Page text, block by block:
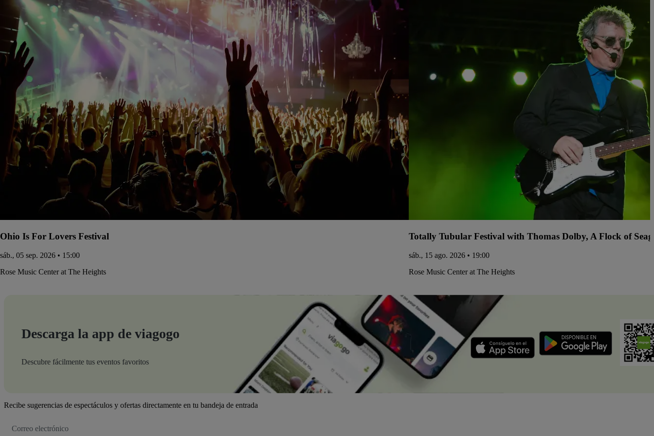
Ohio Is For Lovers Festival
sáb., 05 sep. 2026 • 15:00
Rose Music Center at The Heights
Totally Tubular Festival with Thomas Dolby, A Flock of
sáb., 15 ago. 2026 • 19:00
Rose Music Center at The Heights
Descarga la app de viagogo
Descubre fácilmente tus eventos favoritos
Recibe sugerencias de espectáculos y ofertas directamente en tu bandeja de entrada
de